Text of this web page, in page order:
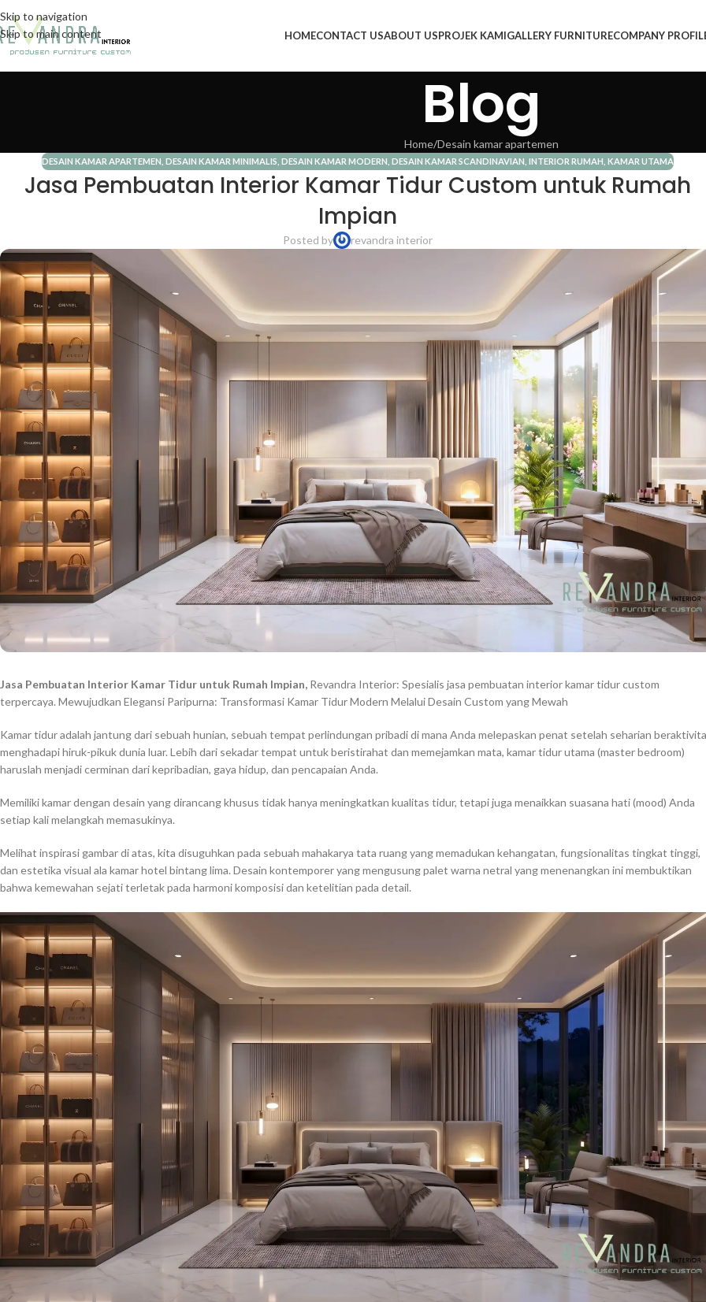
Skip to navigation
Skip to main content
HOMECONTACT USABOUT USPROJEK KAMIGALLERY FURNITURECOMPANY
Blog
Home Desain kamar apartemen
DESAIN KAMAR APARTEMEN ,DESAIN KAMAR MINIMALIS ,DESAIN KAMAR MODERN ,DESAIN KAMAR SCANDINAVIAN ,INTERIOR RUMAH ,KAMAR UTAMA
Jasa Pembuatan Interior Kamar Tidur Custom untuk Rumah
Impian
Posted by revandra interior
Jasa Pembuatan Interior Kamar Tidur untuk Rumah Impian, Revandra Interior: Spesialis jasa pembuatan interior kamar tidur custom
terpercaya. Mewujudkan Elegansi Paripurna: Transformasi Kamar Tidur Modern Melalui Desain Custom yang Mewah
Kamar tidur adalah jantung dari sebuah hunian, sebuah tempat perlindungan pribadi di mana Anda melepaskan penat setelah seharian
menghadapi hiruk-pikuk dunia luar. Lebih dari sekadar tempat untuk beristirahat dan memejamkan mata, kamar tidur utama (master bedroom)
haruslah menjadi cerminan dari kepribadian, gaya hidup, dan pencapaian Anda.
Memiliki kamar dengan desain yang dirancang khusus tidak hanya meningkatkan kualitas tidur, tetapi juga menaikkan suasana hati (mood) Anda
setiap kali melangkah memasukinya.
Melihat inspirasi gambar di atas, kita disuguhkan pada sebuah mahakarya tata ruang yang memadukan kehangatan, fungsionalitas tingkat tinggi,
dan estetika visual ala kamar hotel bintang lima. Desain kontemporer yang mengusung palet warna netral yang menenangkan ini membuktikan
bahwa kemewahan sejati terletak pada harmoni komposisi dan ketelitian pada detail.